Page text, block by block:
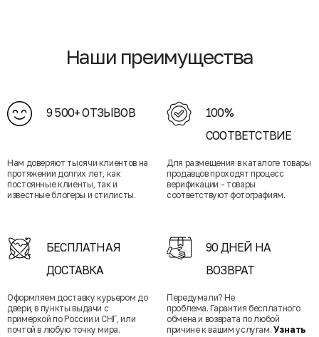
Наши преимущества
9 500+ ОТЗЫВОВ
Нам доверяют тысячи клиентов на
протяжении долгих лет, как
постоянные клиенты, так и
известные блогеры и стилисты.
100%
СООТВЕТСТВИЕ
Для размещения в каталоге товары
продавцов проходят процесс
верификации - товары
соответствуют фотографиям.
БЕСПЛАТНАЯ
ДОСТАВКА
Оформляем доставку курьером до
двери, в пункты выдачи с
примеркой по России и СНГ, или
почтой в любую точку мира.
90 ДНЕЙ НА
ВОЗВРАТ
Передумали? Не
проблема. Гарантия бесплатного
обмена и возврата по любой
причине к вашим услугам. Узнать